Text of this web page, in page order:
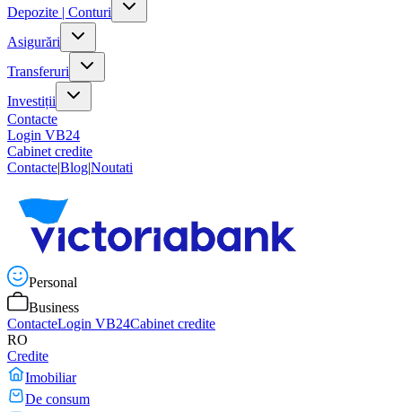
Depozite | Conturi
Asigurări
Transferuri
Investiții
Contacte
Login VB24
Cabinet credite
Contacte|Blog|Noutati
Personal
Business
ContacteLogin VB24Cabinet credite
RO
Credite
Imobiliar
De consum